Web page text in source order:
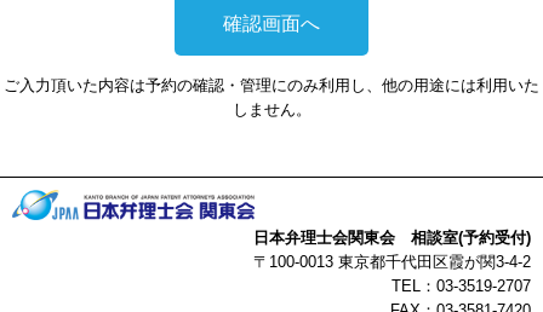
非対面型の相談はWEB会議システムを利用して実施します。WEB会
議システムを利用する事によって生じた不利益または損害に対して、
当会は、一切の責任を負い兼ねます。この点あらかじめご了承くださ
い。
本人確認書類を提示頂けない場合は、相談を受けることができません。
ご入力頂いた内容は予約の確認・管理にのみ利用し、他の用途には利用いた
しません。
日本弁理士会関東会 相談室(予約受付)
〒100-0013 東京都千代田区霞が関3-4-2
TEL：03-3519-2707